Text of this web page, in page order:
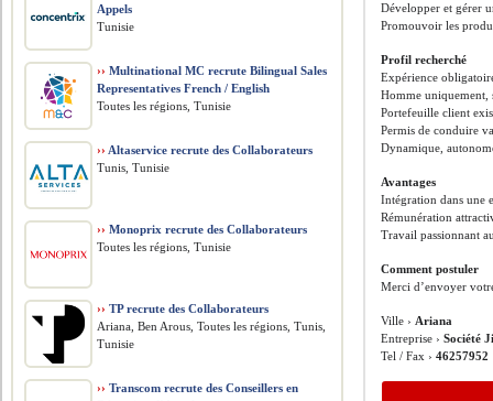
Développer et gérer
Promouvoir les
Profil recherché
Expérience
Homme uniquement,
Portefeuille client
Permis de conduire
Dynamique,
Avantages
Intégration dans une
Rémunération
Travail passionnant
Comment postuler
Merci d’envoyer
Ville › Ariana
Entreprise ›Société
Tel / Fax ›46257952
Appels
Tunisie
›› Multinational MC recrute Bilingual Sales
Representatives French / English
Toutes les régions, Tunisie
›› Altaservice recrute des Collaborateurs
Tunis, Tunisie
›› Monoprix recrute des Collaborateurs
Toutes les régions, Tunisie
›› TP recrute des Collaborateurs
Ariana, Ben Arous, Toutes les régions, Tunis,
Tunisie
›› Transcom recrute des Conseillers en